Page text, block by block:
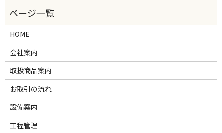
HOME
会社案内
取扱商品案内
お取引の流れ
設備案内
工程管理